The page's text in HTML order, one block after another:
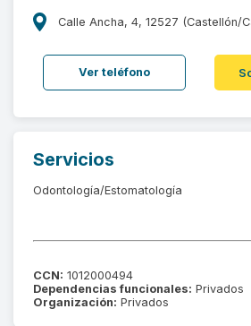
Software para
Soporte
¿Eres un doctor?
Calle Ancha, 4, 12527 (Castellón/
Ver teléfono
Servicios
Odontología/Estomatología
CCN: 1012000494
Dependencias funcionales: Privados
Organización: Privados